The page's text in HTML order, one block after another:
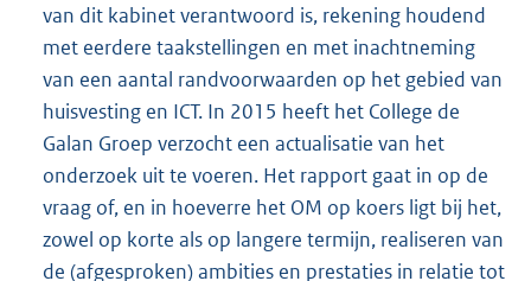
van dit kabinet verantwoord is, rekening houdend
met eerdere taakstellingen en met inachtneming
van een aantal randvoorwaarden op het gebied van
huisvesting en ICT. In 2015 heeft het College de
Galan Groep verzocht een actualisatie van het
onderzoek uit te voeren. Het rapport gaat in op de
vraag of, en in hoeverre het OM op koers ligt bij het,
zowel op korte als op langere termijn, realiseren van
de (afgesproken) ambities en prestaties in relatie tot